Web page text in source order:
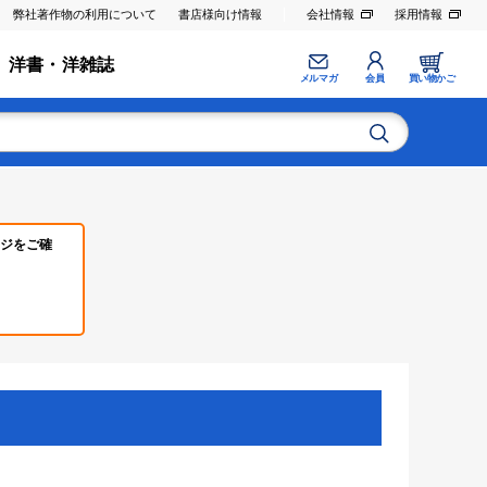
弊社著作物の利用について 書店様向け情報 会社情報 採用情報
洋書・洋雑誌
メルマガ 会員 買い物かご
をご確